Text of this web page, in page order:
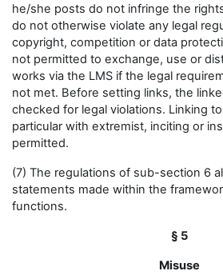
he/she posts do not infringe the
do not otherwise violate any legal
copyright, competition or data
not permitted to exchange, use or
works via the LMS if the legal
not met. Before setting links, the
checked for legal violations. Linking
particular with extremist, inciting or
permitted.
(7) The regulations of sub-section 6
statements made within the
functions.
§ 5
Misuse